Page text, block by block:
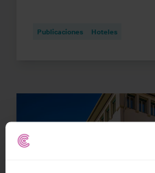
Publicaciones Hoteles